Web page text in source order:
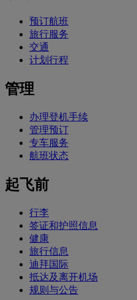
预订航班
旅行服务
交通
计划行程
管理
办理登机手续
管理预订
专车服务
航班状态
起飞前
行李
签证和护照信息
健康
旅行信息
迪拜国际
抵达及离开机场
规则与公告